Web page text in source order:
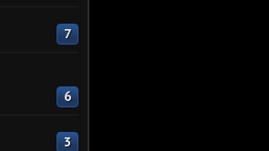
7
6
3